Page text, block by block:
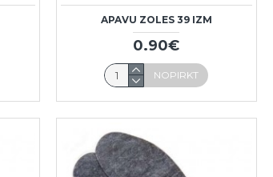
APAVU ZOLES 39 IZM
0.90€
NOPIRKT